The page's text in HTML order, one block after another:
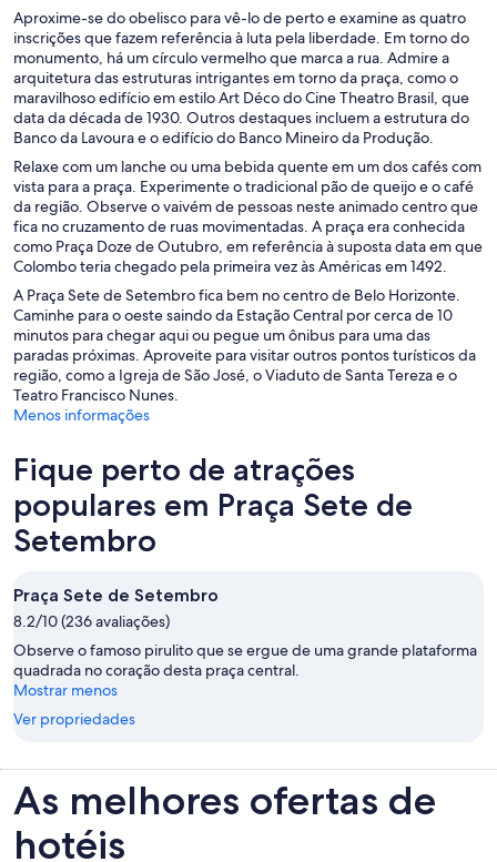
Aproxime-se do obelisco para vê-lo de perto e examine as quatro
inscrições que fazem referência à luta pela liberdade. Em torno do
monumento, há um círculo vermelho que marca a rua. Admire a
arquitetura das estruturas intrigantes em torno da praça, como o
maravilhoso edifício em estilo Art Déco do Cine Theatro Brasil, que
data da década de 1930. Outros destaques incluem a estrutura do
Banco da Lavoura e o edifício do Banco Mineiro da Produção.
Relaxe com um lanche ou uma bebida quente em um dos cafés com
vista para a praça. Experimente o tradicional pão de queijo e o café
da região. Observe o vaivém de pessoas neste animado centro que
fica no cruzamento de ruas movimentadas. A praça era conhecida
como Praça Doze de Outubro, em referência à suposta data em que
Colombo teria chegado pela primeira vez às Américas em 1492.
A Praça Sete de Setembro fica bem no centro de Belo Horizonte.
Caminhe para o oeste saindo da Estação Central por cerca de 10
minutos para chegar aqui ou pegue um ônibus para uma das
paradas próximas. Aproveite para visitar outros pontos turísticos da
região, como a Igreja de São José, o Viaduto de Santa Tereza e o
Teatro Francisco Nunes.
Menos informações
Fique perto de atrações
populares em Praça Sete de
Setembro
Praça Sete de Setembro
8.2/10 (236 avaliações)
Observe o famoso pirulito que se ergue de uma grande plataforma
quadrada no coração desta praça central.
Mostrar menos
Ver propriedades
As melhores ofertas de
hotéis